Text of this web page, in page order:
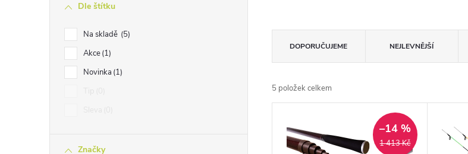
Dle štítku
Na skladě 5
Akce 1
Novinka 1
Značky
a
z
e
DOPORUČUJEME NEJLEVNĚJŠÍ
5 položek celkem
1 413 Kč
–14 %